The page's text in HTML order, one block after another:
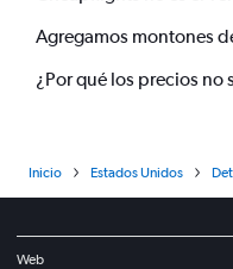
Agregamos montones
¿Por qué los precios no
Inicio Estados Unidos
Web